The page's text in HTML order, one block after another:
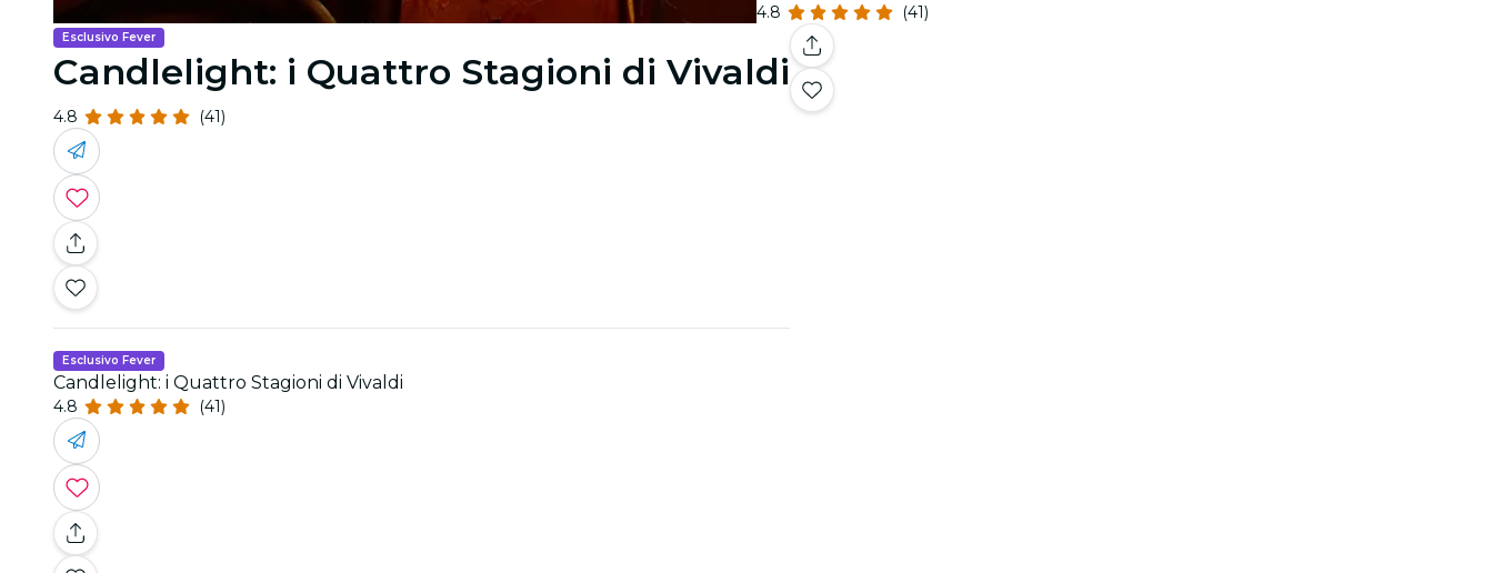
4.8 (41)
Esclusivo Fever
Candlelight: i Quattro Stagioni di Vivaldi
4.8 (41)
Esclusivo Fever
Candlelight: i Quattro Stagioni di Vivaldi
4.8 (41)